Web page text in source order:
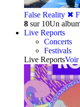
False Reality ✖︎
8 sur 10Un
Live Reports
Concerts
Festivals
Live ReportsVoir